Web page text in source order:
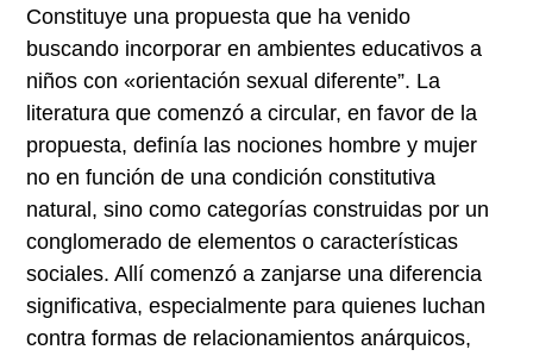
Constituye una propuesta que ha venido
buscando incorporar en ambientes educativos a
niños con «orientación sexual diferente”. La
literatura que comenzó a circular, en favor de la
propuesta, definía las nociones hombre y mujer
no en función de una condición constitutiva
natural, sino como categorías construidas por un
conglomerado de elementos o características
sociales. Allí comenzó a zanjarse una diferencia
significativa, especialmente para quienes luchan
contra formas de relacionamientos anárquicos,